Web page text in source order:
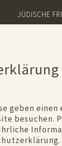
JÜDISCHE
geben